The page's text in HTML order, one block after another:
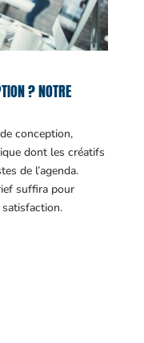
? NOTRE
conception,
dont les créatifs
de l’agenda.
suffira pour